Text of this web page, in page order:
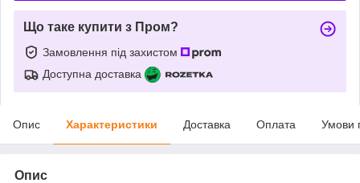
Що таке купити з Пром?
Замовлення під захистом
Доступна доставка
Опис Характеристики Доставка Оплата Умови
Опис